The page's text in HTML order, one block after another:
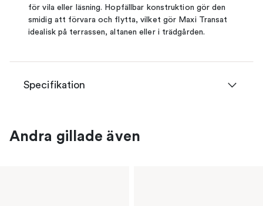
för vila eller läsning. Hopfällbar konstruktion gör den
smidig att förvara och flytta, vilket gör Maxi Transat
idealisk på terrassen, altanen eller i trädgården.
Specifikation
Andra gillade även